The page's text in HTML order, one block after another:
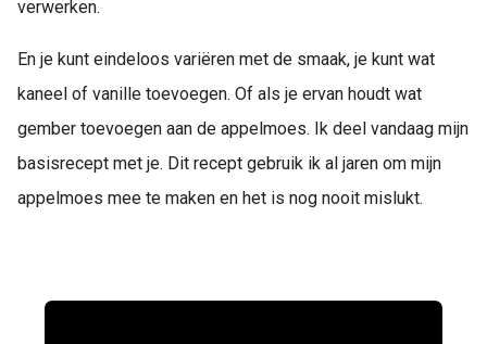
verwerken.
En je kunt eindeloos variëren met de smaak, je kunt wat
kaneel of vanille toevoegen. Of als je ervan houdt wat
gember toevoegen aan de appelmoes. Ik deel vandaag mijn
basisrecept met je. Dit recept gebruik ik al jaren om mijn
appelmoes mee te maken en het is nog nooit mislukt.